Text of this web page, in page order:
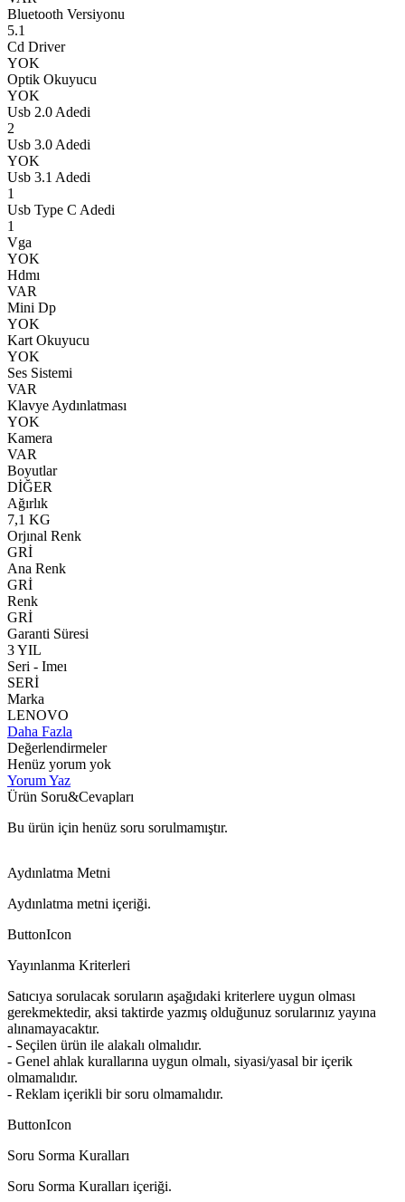
Bluetooth Versiyonu
5.1
Cd Driver
YOK
Optik Okuyucu
YOK
Usb 2.0 Adedi
2
Usb 3.0 Adedi
YOK
Usb 3.1 Adedi
1
Usb Type C Adedi
1
Vga
YOK
Hdmı
VAR
Mini Dp
YOK
Kart Okuyucu
YOK
Ses Sistemi
VAR
Klavye Aydınlatması
YOK
Kamera
VAR
Boyutlar
DİĞER
Ağırlık
7,1 KG
Orjınal Renk
GRİ
Ana Renk
GRİ
Renk
GRİ
Garanti Süresi
3 YIL
Seri - Imeı
SERİ
Marka
LENOVO
Daha Fazla
Değerlendirmeler
Henüz yorum yok
Yorum Yaz
Ürün Soru&Cevapları
Bu ürün için henüz soru sorulmamıştır.
Aydınlatma Metni
Aydınlatma metni içeriği.
ButtonIcon
Yayınlanma Kriterleri
Satıcıya sorulacak soruların aşağıdaki kriterlere uygun olması
gerekmektedir, aksi taktirde yazmış olduğunuz sorularınız yayına
alınamayacaktır.
- Seçilen ürün ile alakalı olmalıdır.
- Genel ahlak kurallarına uygun olmalı, siyasi/yasal bir içerik
olmamalıdır.
- Reklam içerikli bir soru olmamalıdır.
ButtonIcon
Soru Sorma Kuralları
Soru Sorma Kuralları içeriği.